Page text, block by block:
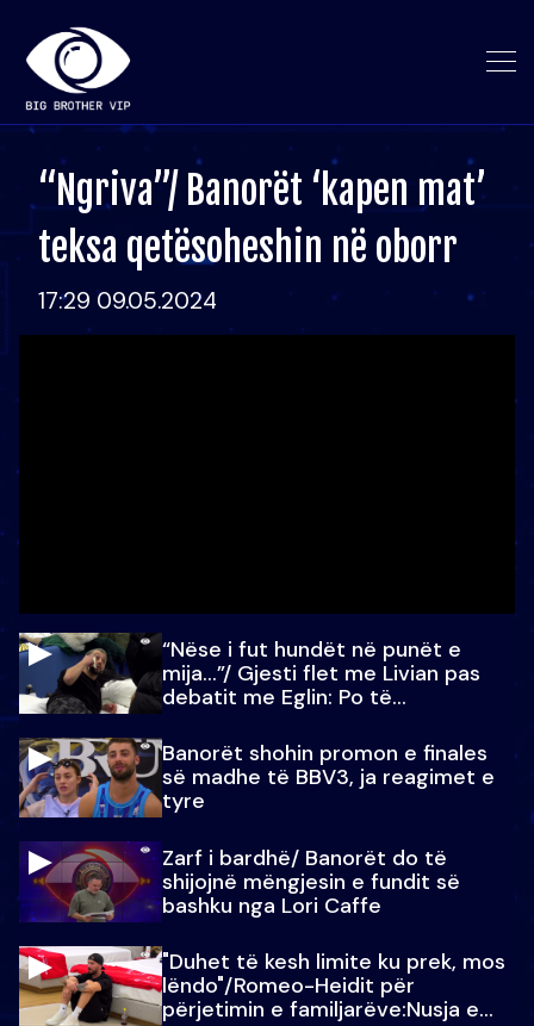
“Ngriva”/ Banorët ‘kapen mat’
teksa qetësoheshin në oborr
17:29 09.05.2024
“Nëse i fut hundët në punët e
mija…”/ Gjesti flet me Livian pas
debatit me Eglin: Po të
Banorët shohin promon e finales
së madhe të BBV3, ja reagimet e
tyre
Zarf i bardhë/ Banorët do të
shijojnë mëngjesin e fundit së
bashku nga Lori Caffe
"Duhet të kesh limite ku prek, mos
lëndo"/Romeo-Heidit për
përjetimin e familjarëve:Nusja e